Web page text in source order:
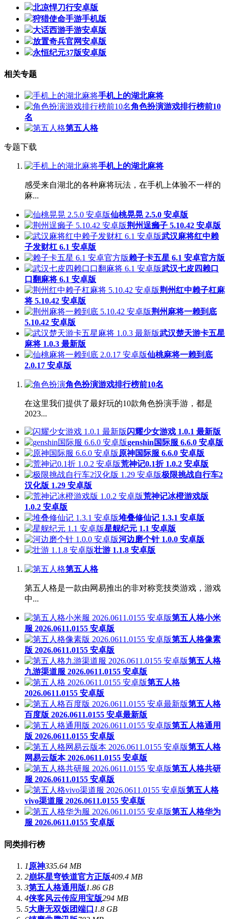
北凉悍刀行安卓版
狩猎使命手游手机版
大话西游手游安卓版
放置奇兵官网安卓版
永恒纪元37版安卓版
相关专题
手机上的湖北麻将
角色扮演游戏排行榜前10
名
第五人格
专题下载
手机上的湖北麻将
感受来自湖北的各种麻将玩法，在手机上体验不一样的
麻...
仙桃晃晃 2.5.0 安卓版
荆州逞癞子 5.10.42 安卓版
武汉麻将红中赖
子发财杠 6.1 安卓版
赖子卡五星 6.1 安卓官方版
武汉七皮四赖口
口翻麻将 6.1 安卓版
荆州红中赖子杠麻
将 5.10.42 安卓版
荆州麻将一赖到底
5.10.42 安卓版
武汉楚天游卡五星
麻将 1.0.3 最新版
仙桃麻将一赖到底
2.0.17 安卓版
角色扮演游戏排行榜前10名
在这里我们提供了最好玩的10款角色扮演手游，都是
2023...
闪耀少女游戏 1.0.1 最新版
genshin国际服 6.6.0 安卓版
原神国际服 6.6.0 安卓版
荒神记0.1折 1.0.2 安卓版
极限挑战自行车2
汉化版 1.29 安卓版
荒神记冰橙游戏版
1.0.2 安卓版
堆叠修仙记 1.3.1 安卓版
星舰纪元 1.1 安卓版
河边磨个针 1.0.0 安卓版
壮游 1.1.8 安卓版
第五人格
第五人格是一款由网易推出的非对称竞技类游戏，游戏
中...
第五人格小米
服 2026.0611.0155 安卓版
第五人格像素
版 2026.0611.0155 安卓版
第五人格
九游渠道服 2026.0611.0155 安卓版
第五人格
2026.0611.0155 安卓版
第五人格
百度版 2026.0611.0155 安卓最新版
第五人格通用
版 2026.0611.0155 安卓版
第五人格
网易云版本 2026.0611.0155 安卓版
第五人格共研
服 2026.0611.0155 安卓版
第五人格
vivo渠道服 2026.0611.0155 安卓版
第五人格华为
服 2026.0611.0155 安卓版
同类排行榜
1 原神335.64 MB
2崩坏星穹铁道官方正版409.4 MB
3第五人格通用版1.86 GB
4侠客风云传应用宝版294 MB
5大唐无双饭团端口 1.8 GB